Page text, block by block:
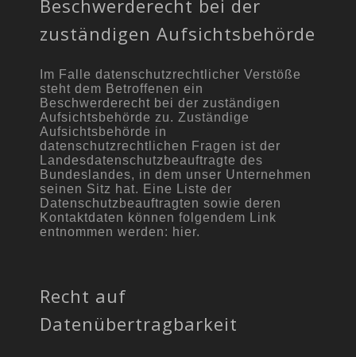
Beschwerderecht bei der
zuständigen Aufsichtsbehörde
Im Falle datenschutzrechtlicher Verstöße
steht dem Betroffenen ein
Beschwerderecht bei der zuständigen
Aufsichtsbehörde zu. Zuständige
Aufsichtsbehörde in
datenschutzrechtlichen Fragen ist der
Landesdatenschutzbeauftragte des
Bundeslandes, in dem unser Unternehmen
seinen Sitz hat. Eine Liste der
Datenschutzbeauftragten sowie deren
Kontaktdaten können folgendem Link
entnommen werden: hier.
Recht auf
Datenübertragbarkeit